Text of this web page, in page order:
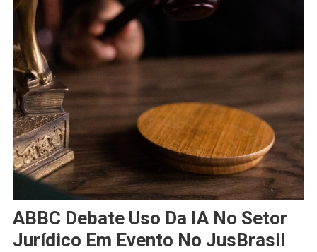
ABBC Debate Uso Da IA No Setor
Jurídico Em Evento No JusBrasil